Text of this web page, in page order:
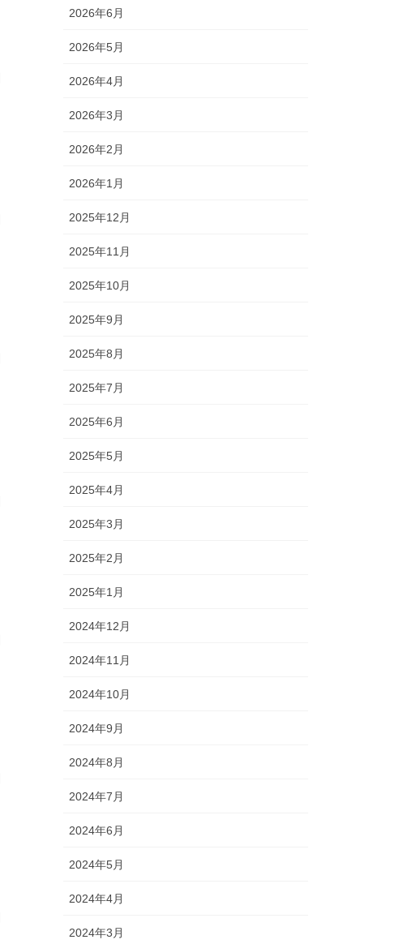
2026年6月
2026年5月
2026年4月
2026年3月
2026年2月
2026年1月
2025年12月
2025年11月
2025年10月
2025年9月
2025年8月
2025年7月
2025年6月
2025年5月
2025年4月
2025年3月
2025年2月
2025年1月
2024年12月
2024年11月
2024年10月
2024年9月
2024年8月
2024年7月
2024年6月
2024年5月
2024年4月
2024年3月